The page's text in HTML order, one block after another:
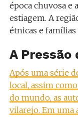
época chuvosa e
estiagem. A
étnicas e famílias
A Pressão
Após uma série
local, assim
do mundo, as
vilarejo. Em uma